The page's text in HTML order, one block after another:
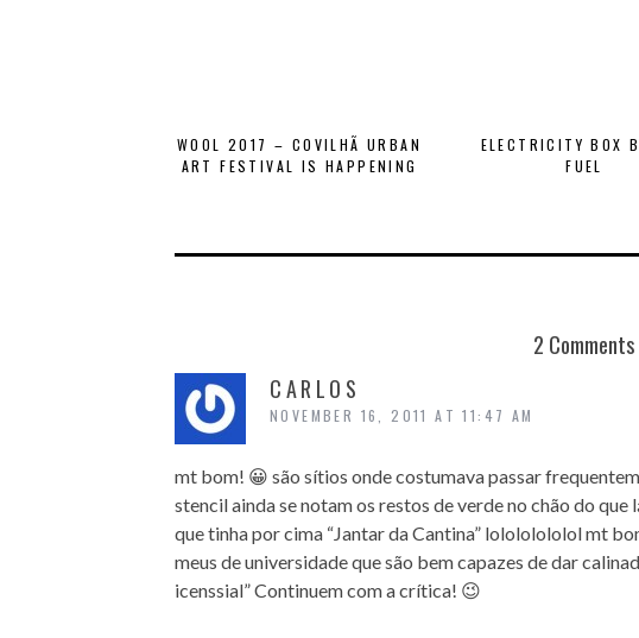
WOOL 2017 – COVILHÃ URBAN
ART FESTIVAL IS HAPPENING
ELECTRICITY BOX
FUEL
2 Comments
CARLOS
NOVEMBER 16, 2011 AT 11:47 AM
mt bom! 😀 são sítios onde costumava passar
stencil ainda se notam os restos de verde no chão do
que tinha por cima “Jantar da Cantina” lolololololol mt
meus de universidade que são bem capazes de dar
icenssial” Continuem com a crítica! 😉